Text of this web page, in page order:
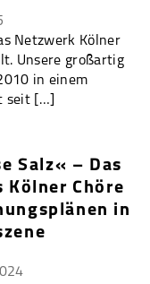
Netzwerk Kölner
Unsere großartig
in einem
seit […]
Salz« – Das
Kölner Chöre
in